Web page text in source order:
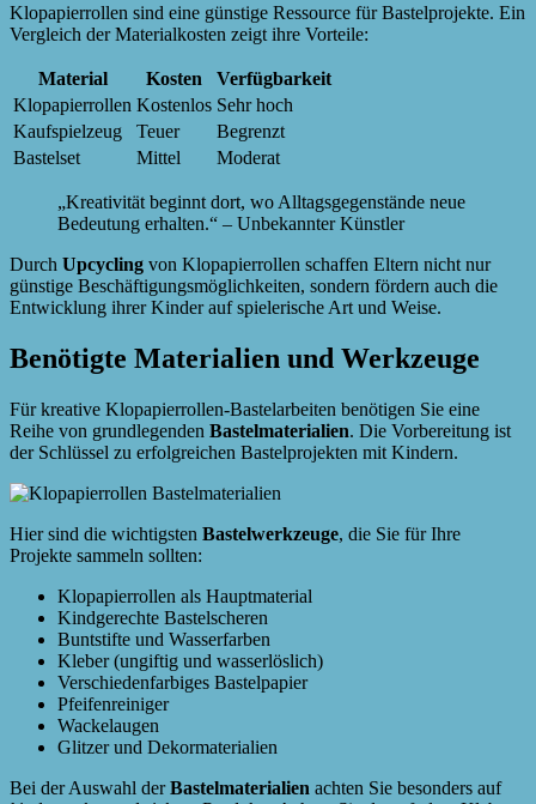
Klopapierrollen sind eine günstige Ressource für Bastelprojekte. Ein
Vergleich der Materialkosten zeigt ihre Vorteile:
Material Kosten
Verfügbarkeit
Klopapierrollen Kostenlos Sehr hoch
Kaufspielzeug
Teuer
Begrenzt
Bastelset
Mittel Moderat
„Kreativität beginnt dort, wo Alltagsgegenstände neue
Bedeutung erhalten.“ – Unbekannter Künstler
Durch Upcycling von Klopapierrollen schaffen Eltern nicht nur
günstige Beschäftigungsmöglichkeiten, sondern fördern auch die
Entwicklung ihrer Kinder auf spielerische Art und Weise.
Benötigte Materialien und Werkzeuge
Für kreative Klopapierrollen-Bastelarbeiten benötigen Sie eine
Reihe von grundlegenden Bastelmaterialien. Die Vorbereitung ist
der Schlüssel zu erfolgreichen Bastelprojekten mit Kindern.
Hier sind die wichtigsten Bastelwerkzeuge, die Sie für Ihre
Projekte sammeln sollten:
Klopapierrollen als Hauptmaterial
Kindgerechte Bastelscheren
Buntstifte und Wasserfarben
Kleber (ungiftig und wasserlöslich)
Verschiedenfarbiges Bastelpapier
Pfeifenreiniger
Wackelaugen
Glitzer und Dekormaterialien
Bei der Auswahl derBastelmaterialien achten Sie besonders auf